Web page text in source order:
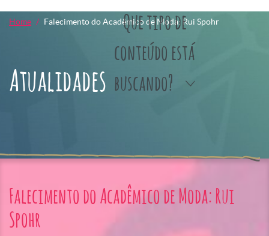
Que tipo de
conteúdo está
buscando?
Home Falecimento do Acadêmico de Moda: Rui Spohr
Atualidades
Falecimento do Acadêmico de Moda: Rui
Spohr